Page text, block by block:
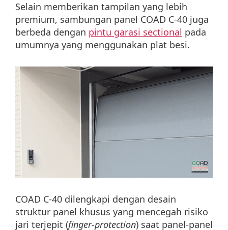
Selain memberikan tampilan yang lebih
premium, sambungan panel COAD C-40 juga
berbeda dengan pintu garasi sectional pada
umumnya yang menggunakan plat besi.
COAD C-40 dilengkapi dengan desain
struktur panel khusus yang mencegah risiko
jari terjepit (finger-protection) saat panel-panel